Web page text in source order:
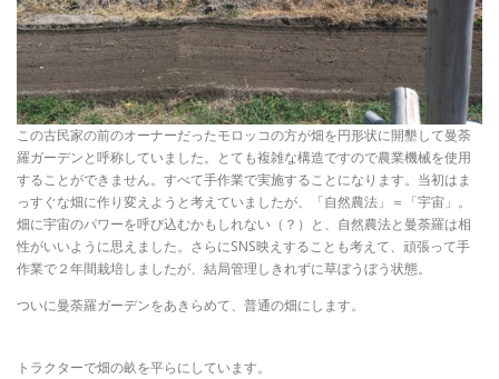
この古民家の前のオーナーだったモロッコの方が畑を円形状に開墾して曼荼
羅ガーデンと呼称していました。とても複雑な構造ですので農業機械を使用
することができません。すべて手作業で実施することになります。当初はま
っすぐな畑に作り変えようと考えていましたが、「自然農法」＝「宇宙」。
畑に宇宙のパワーを呼び込むかもしれない（？）と、自然農法と曼荼羅は相
性がいいように思えました。さらにSNS映えすることも考えて、頑張って手
作業で２年間栽培しましたが、結局管理しきれずに草ぼうぼう状態。
ついに曼荼羅ガーデンをあきらめて、普通の畑にします。
トラクターで畑の畝を平らにしています。